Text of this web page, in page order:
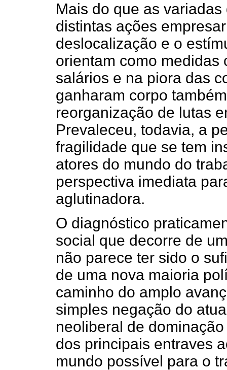
Mais do que as
distintas ações
deslocalização e o
orientam como medidas
salários e na piora das
ganharam corpo
reorganização de lutas
Prevaleceu, todavia, a
fragilidade que se tem
atores do mundo do
perspectiva imediata
aglutinadora.
O diagnóstico
social que decorre de
não parece ter sido o
de uma nova maioria
caminho do amplo
simples negação do
neoliberal de
dos principais entraves
mundo possível para o